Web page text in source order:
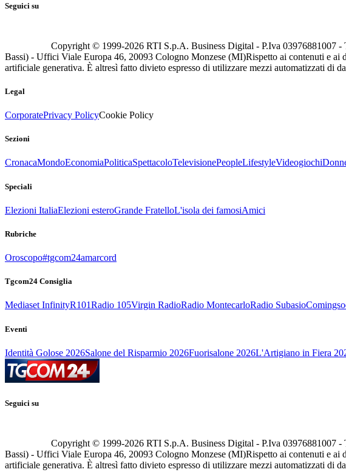
Seguici su
Copyright © 1999-2026 RTI S.p.A. Business Digital - P.Iva 03976881007
Bassi) - Uffici Viale Europa 46, 20093 Cologno Monzese (MI)Rispetto ai contenuti e ai
artificiale generativa. È altresì fatto divieto espresso di utilizzare mezzi automatizzati di
Legal
CorporatePrivacy PolicyCookie Policy
Sezioni
CronacaMondoEconomiaPoliticaSpettacoloTelevisionePeopleLifestyleVideogiochi
Speciali
Elezioni ItaliaElezioni esteroGrande FratelloL'isola dei famosiAmici
Rubriche
Oroscopo#tgcom24amarcord
Tgcom24 Consiglia
Mediaset InfinityR101Radio 105Virgin RadioRadio MontecarloRadio Subasio
Eventi
Identità Golose 2026Salone del Risparmio 2026Fuorisalone 2026L'Artigiano in Fiera
Seguici su
Copyright © 1999-2026 RTI S.p.A. Business Digital - P.Iva 03976881007
Bassi) - Uffici Viale Europa 46, 20093 Cologno Monzese (MI)Rispetto ai contenuti e ai
artificiale generativa. È altresì fatto divieto espresso di utilizzare mezzi automatizzati di